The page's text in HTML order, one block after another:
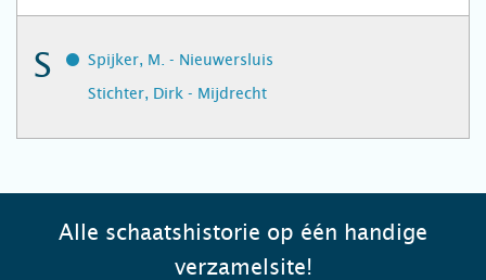
S
Spijker, M. - Nieuwersluis
Stichter, Dirk - Mijdrecht
Alle schaatshistorie op één handige
verzamelsite!